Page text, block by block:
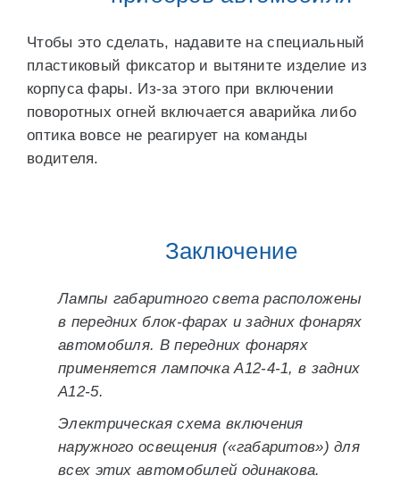
Чтобы это сделать, надавите на специальный
пластиковый фиксатор и вытяните изделие из
корпуса фары. Из-за этого при включении
поворотных огней включается аварийка либо
оптика вовсе не реагирует на команды
водителя.
Заключение
Лампы габаритного света расположены
в передних блок-фарах и задних фонарях
автомобиля. В передних фонарях
применяется лампочка А12-4-1, в задних
А12-5.
Электрическая схема включения
наружного освещения («габаритов») для
всех этих автомобилей одинакова.